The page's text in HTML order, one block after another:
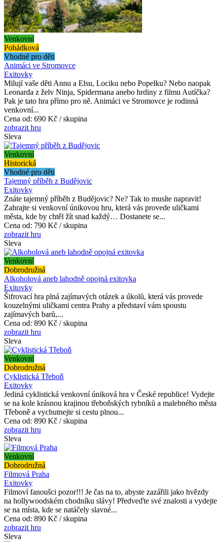
Venkovní
Pohádková
Vhodné pro děti
Animáci ve Stromovce
Exitovky
Milují vaše děti Annu a Elsu, Lociku nebo Popelku? Nebo naopak
Leonarda z želv Ninja, Spidermana anebo hrdiny z filmu Autíčka?
Pak je tato hra přímo pro ně. Animáci ve Stromovce je rodinná
venkovní...
Cena od: 690 Kč / skupina
zobrazit hru
Sleva
Venkovní
Historická
Vhodné pro děti
Tajemný příběh z Budějovic
Exitovky
Znáte tajemný příběh z Budějovic? Ne? Tak to musíte napravit!
Zahrajte si venkovní únikovou hru, která vás provede uličkami
města, kde by chtěl žít snad každý… Dostanete se...
Cena od: 790 Kč / skupina
zobrazit hru
Sleva
Venkovní
Dobrodružná
Alkoholová aneb lahodně opojná exitovka
Exitovky
Šifrovací hra plná zajímavých otázek a úkolů, která vás provede
kouzelnými uličkami centra Prahy a představí vám spoustu
zajímavých barů,...
Cena od: 890 Kč / skupina
zobrazit hru
Sleva
Venkovní
Dobrodružná
Cyklistická Třeboň
Exitovky
Jediná cyklistická venkovní úniková hra v České republice! Vydejte
se na kole krásnou krajinou třeboňských rybníků a malebného města
Třeboně a vychutnejte si cestu plnou...
Cena od: 890 Kč / skupina
zobrazit hru
Sleva
Venkovní
Dobrodružná
Filmová Praha
Exitovky
Filmoví fanoušci pozor!!! Je čas na to, abyste zazářili jako hvězdy
na hollywoodském chodníku slávy! Předveďte své znalosti a vydejte
se na místa, kde se natáčely slavné...
Cena od: 890 Kč / skupina
zobrazit hru
Sleva